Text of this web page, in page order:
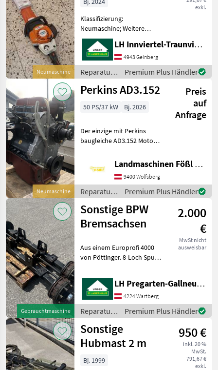
Neumaschine
exkl.
Klassifizierung:
Neumaschine; Weitere
Maschinenmerkmale: Stihl
Heckenschere HS 82
Reparatur und Ersatzteile
Sonstige Reparatur und
Ersatzteile
LH Innviertel-Traunviertel-Urfahr eGen, Geinberg
4943 Geinberg
Reparatur
und
Ersatzteile
Premium Plus Händler
Neumaschine
Perkins AD3.152
Preis
auf
Anfrage
50 PS/37 kW Bj. 2026
Der einzige mit Perkins
baugleiche AD3.152 Motor
KOMPLETT -
Einspritzpumpe -
Krafstoffförderpumpe -
Wasserpumpe -
Kupplungsseitige Flanschpl
Landmaschinen Fößl GmbH, Landmaschinen, Schmiede, Schlosserei
9400 Wolfsberg
Reparatur
und
Ersatzteile
/ Perkins
Premium Plus Händler
Gebrauchtmaschine
Sonstige BPW
Bremsachsen
2.000
€
MwSt nicht
ausweisbar
Aus einem Europrofi 4000
von Pöttinger. 8-Loch Spur
Ersatzteile Sonstige
Reparatur und Ersatzteile
LH Pregarten-Gallneukirchen, Pregarten
4224 Wartberg
Reparatur
und
Ersatzteile
/ Sonstige
Premium Plus Händler
Sonstige
Hubmast 2 m
950 €
inkl. 20 %
MwSt.
791,67 €
exkl.
Bj. 1999